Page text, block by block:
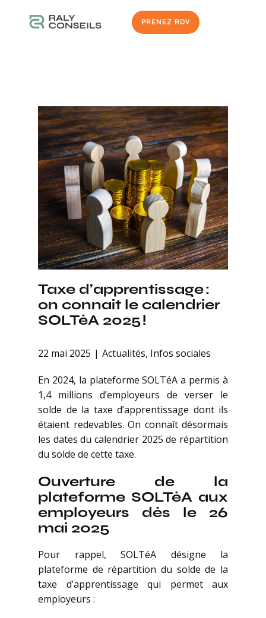
PRENEZ RDV
Taxe d’apprentissage :
on connaît le calendrier
SOLTéA 2025 !
22 mai 2025 Actualités, Infos sociales
En 2024, la plateforme SOLTéA a permis à
1,4 millions d’employeurs de verser le
solde de la taxe d’apprentissage dont ils
étaient redevables. On connaît désormais
les dates du calendrier 2025 de répartition
du solde de cette taxe.
Ouverture de la
plateforme SOLTéA aux
employeurs dès le 26
mai 2025
Pour rappel, SOLTéA désigne la
plateforme de répartition du solde de la
taxe d’apprentissage qui permet aux
employeurs :